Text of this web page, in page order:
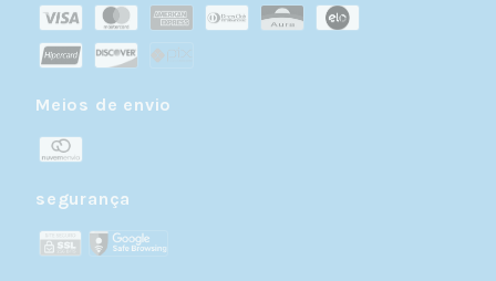
Meios de envio
segurança